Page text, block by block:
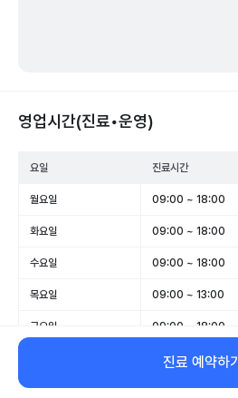
영업시간(진료•운영)
요일 진료시간
월요일 09:00 ~ 18:00
화요일 09:00 ~ 18:00
수요일 09:00 ~ 18:00
목요일 09:00 ~ 13:00
금요일 09:00 ~ 18:00
09:00 ~ 14:00
일요일 휴무
진료 예약하기